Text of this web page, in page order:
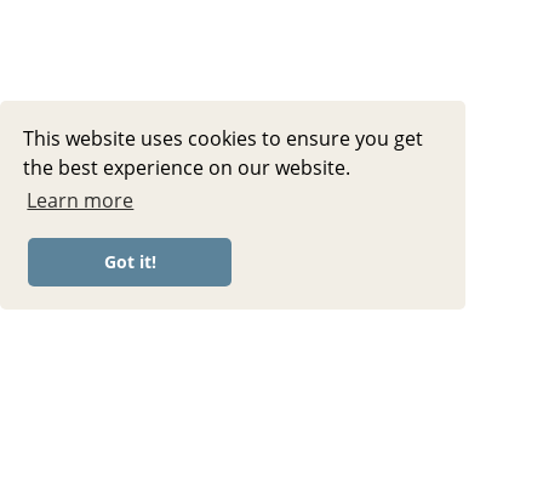
This website uses cookies to ensure you get
the best experience on our website.
Learn more
Got it!